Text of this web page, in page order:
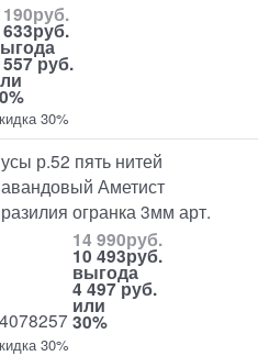
руб.
руб.
557 руб.
30%
р.52 пять нитей
Аметист
огранка 3мм арт.
14 990руб.
10 493руб.
выгода
4 497 руб.
или
30%
30%